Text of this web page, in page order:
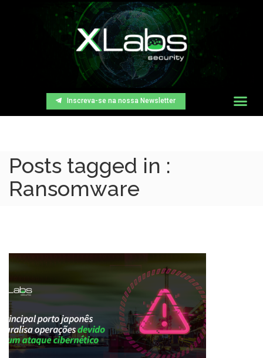
Inscreva-se na nossa Newsletter
Posts tagged in :
Ransomware